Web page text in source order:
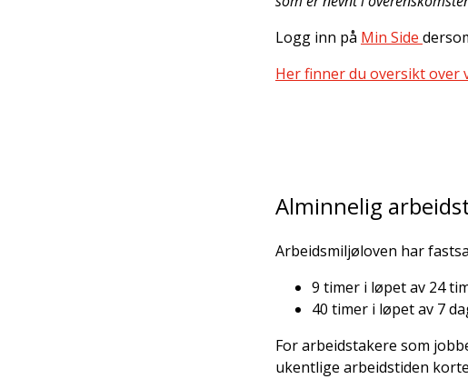
Logg inn på Min Side
Her finner du oversikt over
Alminnelig
Arbeidsmiljøloven har
9 timer i løpet av 24
40 timer i løpet av 7
For arbeidstakere som
ukentlige arbeidstiden